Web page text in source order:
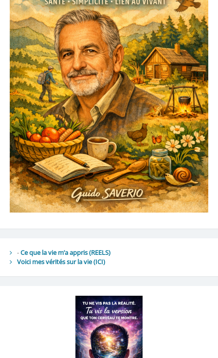
-Ce que la vie m’a appris (REELS)
Voici mes vérités sur la vie(ICI)